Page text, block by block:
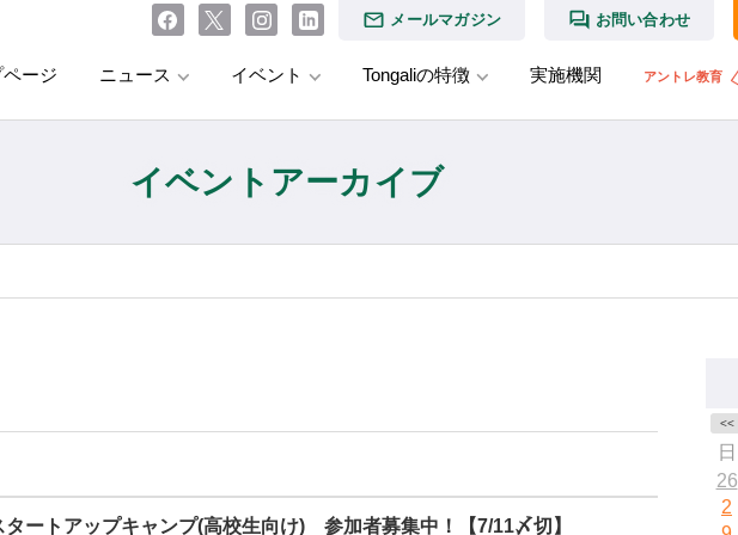
メールマガジン お問い合わせ
ページ ニュース イベント Tongaliの特徴 実施機関 アントレ教育
イベントアーカイブ
タートアップキャンプ(高校生向け) 参加者募集中！【7/11〆切】
<<
日
26
2